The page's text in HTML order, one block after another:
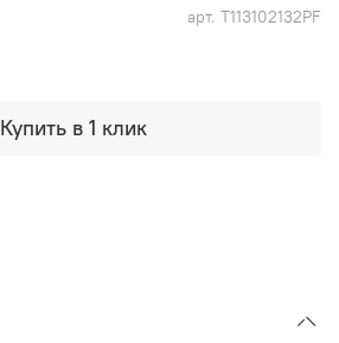
арт. T113102132PF
Купить в 1 клик